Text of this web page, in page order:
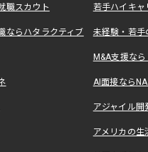
職スカウト 若手ハイキ
ならハタラクティブ 未経験・若手
M&A支援な
AI面接なら
アジャイル
アメリカの